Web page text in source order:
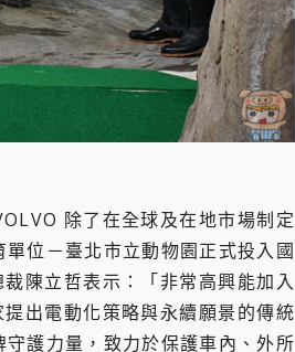
除了在全球及在地市場制定
位－臺北市立動物園正式投入國
陳立哲表示：「非常高興能加入
出電動化策略與永續願景的傳統
護力量，致力於保護車內、外所